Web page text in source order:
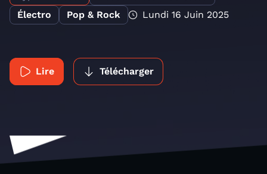
Électro
Pop & Rock Lundi 16 Juin 2025
Lire Télécharger